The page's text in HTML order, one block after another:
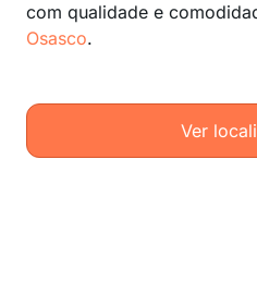
com qualidade e
Osasco.
Ver